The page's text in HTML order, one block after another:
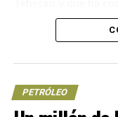
la oferta
La captura de
también se lee en
servicios que
sector venezolano;
marítimo en uno
Origen de la
contra el
PETRÓLEO